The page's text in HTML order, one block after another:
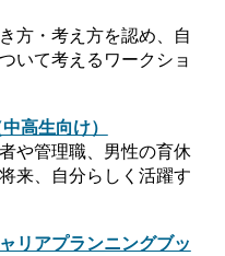
方・考え方を認め、自
いて考えるワークショ
高生向け）
や管理職、男性の育休
来、自分らしく活躍す
リアプランニングブッ